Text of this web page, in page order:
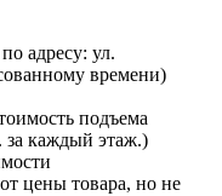
адресу: ул.
времени)
подъема
за каждый этаж.)
цены товара, но не